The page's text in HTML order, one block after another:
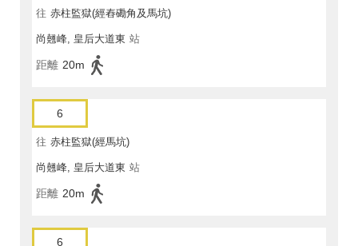
往 赤柱監獄(經舂磡角及馬坑)
尚翹峰, 皇后大道東 站
距離 20m
6
往 赤柱監獄(經馬坑)
尚翹峰, 皇后大道東 站
距離 20m
6